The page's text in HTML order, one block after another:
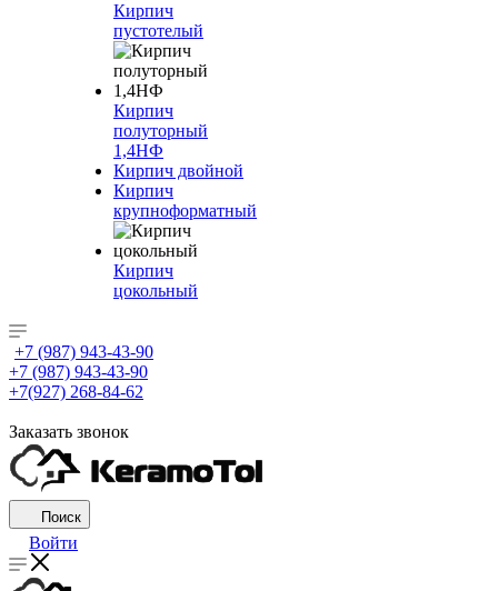
Кирпич
пустотелый
Кирпич
полуторный
1,4НФ
Кирпич двойной
Кирпич
крупноформатный
Кирпич
цокольный
+7 (987) 943-43-90
+7 (987) 943-43-90
+7(927) 268-84-62
Заказать звонок
Поиск
Войти